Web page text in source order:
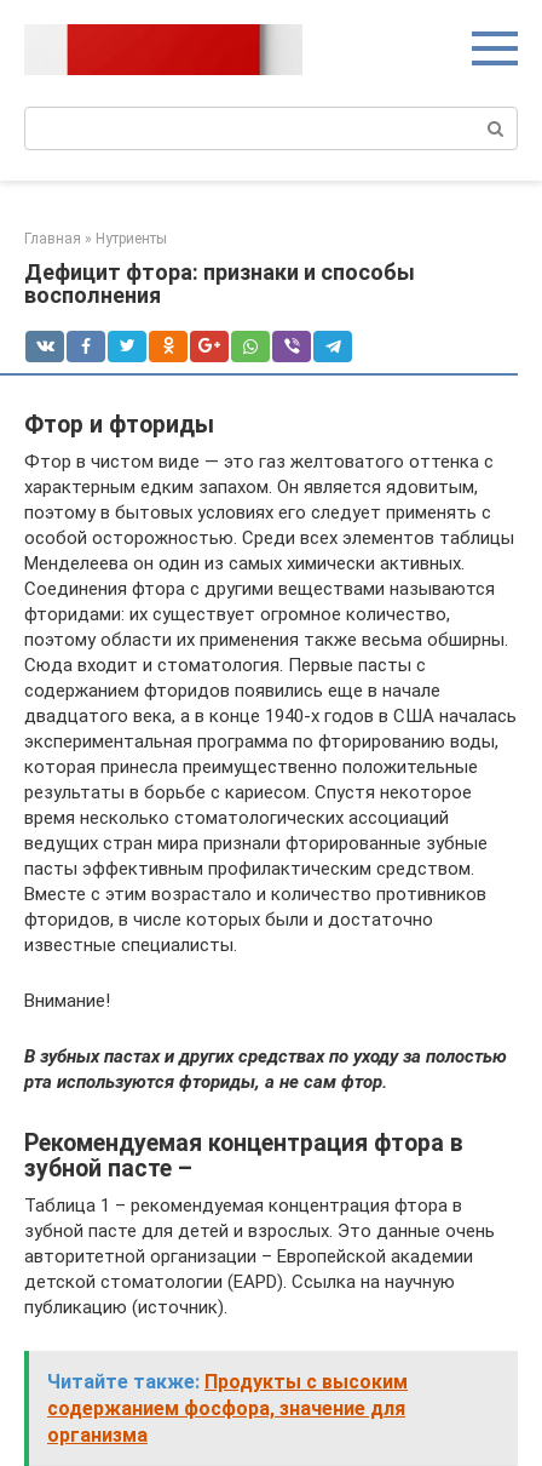
Главная » Нутриенты
Дефицит фтора: признаки и способы
восполнения
Фтор и фториды
Фтор в чистом виде — это газ желтоватого оттенка с
характерным едким запахом. Он является ядовитым,
поэтому в бытовых условиях его следует применять с
особой осторожностью. Среди всех элементов таблицы
Менделеева он один из самых химически активных.
Соединения фтора с другими веществами называются
фторидами: их существует огромное количество,
поэтому области их применения также весьма обширны.
Сюда входит и стоматология. Первые пасты с
содержанием фторидов появились еще в начале
двадцатого века, а в конце 1940-х годов в США началась
экспериментальная программа по фторированию воды,
которая принесла преимущественно положительные
результаты в борьбе с кариесом. Спустя некоторое
время несколько стоматологических ассоциаций
ведущих стран мира признали фторированные зубные
пасты эффективным профилактическим средством.
Вместе с этим возрастало и количество противников
фторидов, в числе которых были и достаточно
известные специалисты.
Внимание!
В зубных пастах и других средствах по уходу за полостью
рта используются фториды, а не сам фтор.
Рекомендуемая концентрация фтора в
зубной пасте –
Таблица 1 – рекомендуемая концентрация фтора в
зубной пасте для детей и взрослых. Это данные очень
авторитетной организации – Европейской академии
детской стоматологии (EAPD). Ссылка на научную
публикацию (источник).
Читайте также: Продукты с высоким
содержанием фосфора, значение для
организма